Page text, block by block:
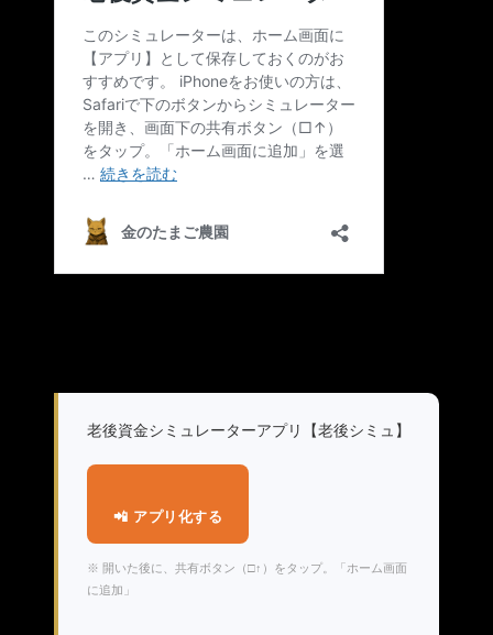
老後資金シミュレーターアプリ【老後シミュ】
📲 アプリ化する
※ 開いた後に、共有ボタン（□↑）をタップ。「ホーム画面
に追加」